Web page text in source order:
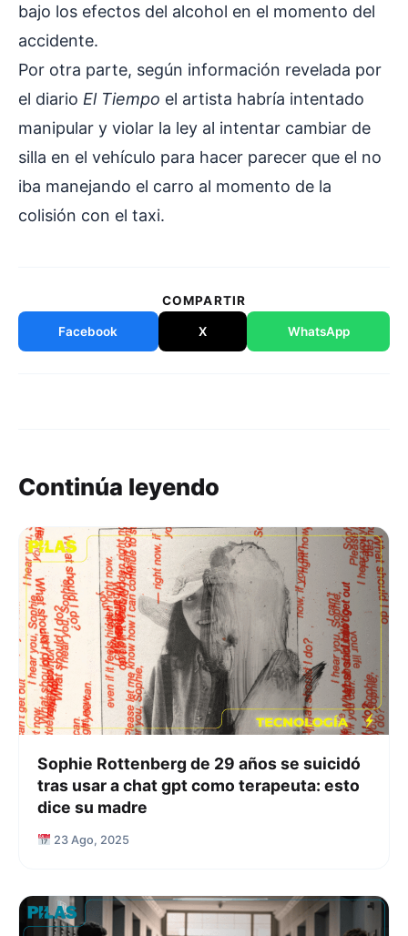
bajo los efectos del alcohol en el momento del
accidente.
Por otra parte, según información revelada por
el diario El Tiempo el artista habría intentado
manipular y violar la ley al intentar cambiar de
silla en el vehículo para hacer parecer que el no
iba manejando el carro al momento de la
colisión con el taxi.
COMPARTIR
Facebook X WhatsApp
Continúa leyendo
Sophie Rottenberg de 29 años se suicidó
tras usar a chat gpt como terapeuta: esto
dice su madre
23 Ago, 2025